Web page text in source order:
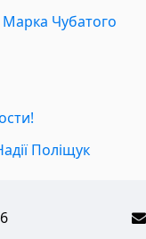
Чубатого
Поліщук